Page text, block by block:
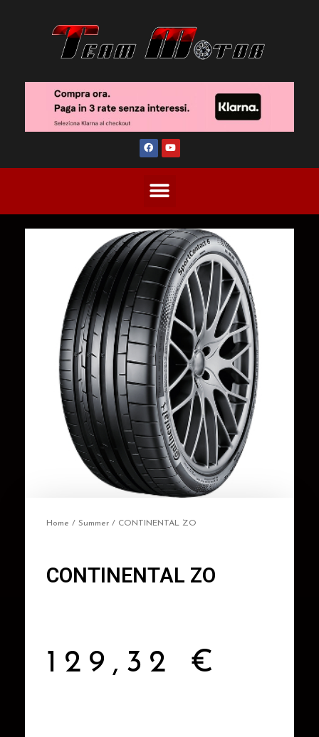
Home / Summer / CONTINENTAL ZO
CONTINENTAL ZO
129,32 €